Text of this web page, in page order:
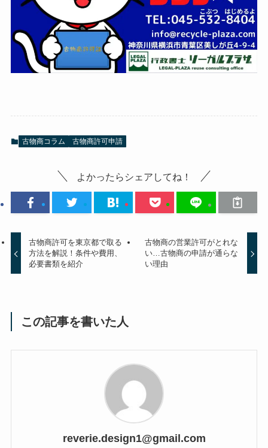
古物商コラム 古物商許可申請
よかったらシェアしてね！
古物商許可を東京都で取る
方法を解説！条件や費用、
必要書類を紹介
古物商の営業許可がとれな
い…古物商の申請が通らな
い理由
この記事を書いた人
reverie.design1@gmail.com